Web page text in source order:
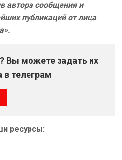
автора сообщения и
публикаций от лица
Вы можете задать их
в телеграм
ресурсы: